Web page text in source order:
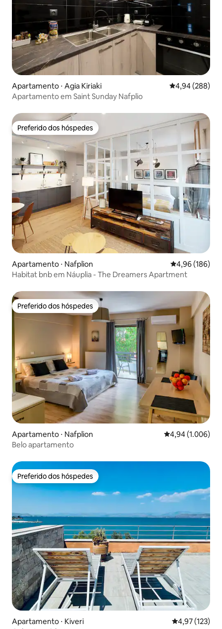
Apartamento ⋅ Agia Kiriaki 4,94 de uma
4,94 (288)
Apartamento em Saint Sunday Nafplio
Preferido dos hóspedes
Preferido dos hóspedes
Apartamento ⋅ Nafplion 4,96 de uma
4,96 (186)
Habitat bnb em Náuplia - The Dreamers Apartment
Preferido dos hóspedes
Preferido dos hóspedes
Apartamento ⋅ Nafplion 4,94 de uma
4,94 (1.006)
Belo apartamento
Preferido dos hóspedes
Preferido dos hóspedes
Apartamento ⋅ Kiveri 4,97 de uma
4,97 (123)